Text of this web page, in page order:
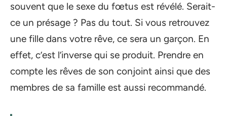
souvent que le sexe du fœtus est révélé. Serait-
ce un présage ? Pas du tout. Si vous retrouvez
une fille dans votre rêve, ce sera un garçon. En
effet, c’est l’inverse qui se produit. Prendre en
compte les rêves de son conjoint ainsi que des
membres de sa famille est aussi recommandé.